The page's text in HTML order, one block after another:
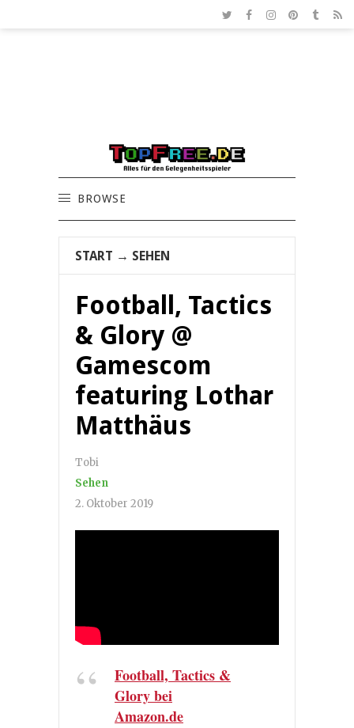
BROWSE
START → SEHEN
Football, Tactics
& Glory @
Gamescom
featuring Lothar
Matthäus
Tobi
Sehen
2. Oktober 2019
Football, Tactics &
Glory bei
Amazon.de